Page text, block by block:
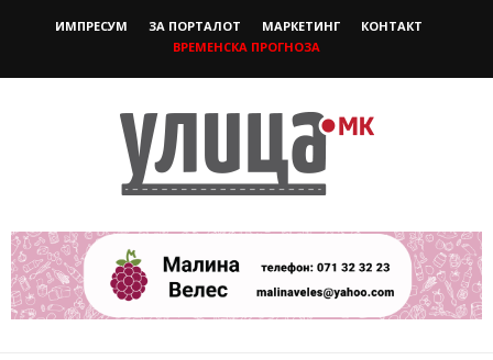
ИМПРЕСУМ ЗА ПОРТАЛОТ МАРКЕТИНГ
КОНТАКТ
ВРЕМЕНСКА ПРОГНОЗА